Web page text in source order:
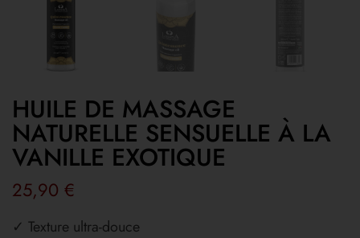
HUILE DE MASSAGE
NATURELLE SENSUELLE À LA
VANILLE EXOTIQUE
25,90 €
✓ Texture ultra-douce